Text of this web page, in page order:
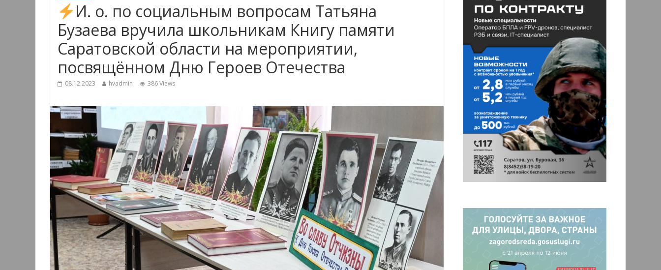
И. о. по социальным вопросам Татьяна
Бузаева вручила школьникам Книгу памяти
Саратовской области на мероприятии,
посвящëнном Дню Героев Отечества
08.12.2023 hvadmin 386 Views